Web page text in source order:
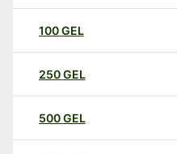
100GEL
250GEL
500GEL